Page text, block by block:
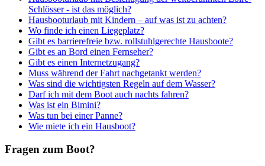
Schlösser - ist das möglich?
Hausbooturlaub mit Kindern – auf was ist zu achten?
Wo finde ich einen Liegeplatz?
Gibt es barrierefreie bzw. rollstuhlgerechte Hausboote?
Gibt es an Bord einen Fernseher?
Gibt es einen Internetzugang?
Muss während der Fahrt nachgetankt werden?
Was sind die wichtigsten Regeln auf dem Wasser?
Darf ich mit dem Boot auch nachts fahren?
Was ist ein Bimini?
Was tun bei einer Panne?
Wie miete ich ein Hausboot?
Fragen zum Boot?